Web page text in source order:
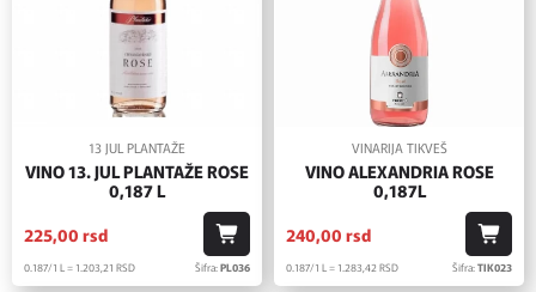
13 JUL PLANTAŽE
VINO 13. JUL PLANTAŽE ROSE
0,187 L
225,00 rsd
0.187/1 L = 1.203,21 RSD Šifra:PL036
VINARIJA TIKVEŠ
VINO ALEXANDRIA ROSE
0,187L
240,00 rsd
0.187/1 L = 1.283,42RSD Šifra:TIK023